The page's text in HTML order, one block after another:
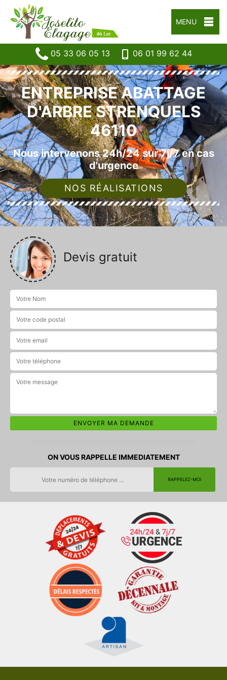
MENU
05 33 06 05 13 06 01 99 62 44
ENTREPRISE ABATTAGE
D'ARBRE STRENQUELS
46110
Nous intervenons 24h/24 sur 7j/7 en cas
d'urgence
NOS RÉALISATIONS
Devis gratuit
ON VOUS RAPPELLE IMMEDIATEMENT